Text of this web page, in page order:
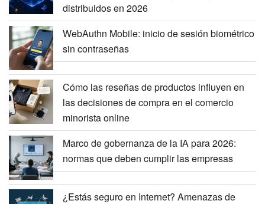
distribuidos en 2026
WebAuthn Mobile: inicio de sesión biométrico
sin contraseñas
Cómo las reseñas de productos influyen en
las decisiones de compra en el comercio
minorista online
Marco de gobernanza de la IA para 2026:
normas que deben cumplir las empresas
¿Estás seguro en Internet? Amenazas de